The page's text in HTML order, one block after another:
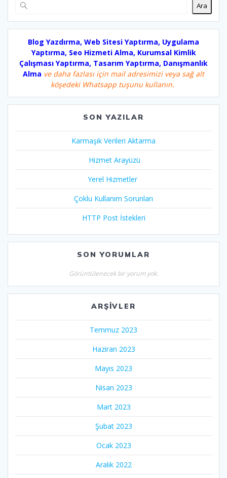
Ara
Blog Yazdırma, Web Sitesi Yaptırma, Uygulama
Yaptırma, Seo Hizmeti Alma, Kurumsal Kimlik
Çalışması Yaptırma, Tasarım Yaptırma, Danışmanlık
Alma ve daha fazlası için mail adresimizi veya sağ alt
köşedeki Whatsapp tuşunu kullanın.
SON YAZILAR
Karmaşık Verileri Aktarma
Hizmet Arayüzü
Yerel Hizmetler
Çoklu Kullanım Sorunları
HTTP Post İstekleri
SON YORUMLAR
Görüntülenecek bir yorum yok.
ARŞIVLER
Temmuz 2023
Haziran 2023
Mayıs 2023
Nisan 2023
Mart 2023
Şubat 2023
Ocak 2023
Aralık 2022